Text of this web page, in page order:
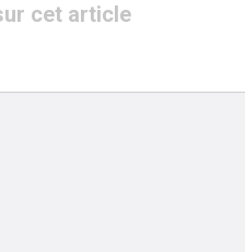
cet article